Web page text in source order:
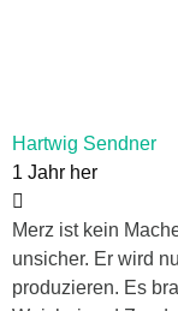
Hartwig Sendner
1 Jahr her
Merz ist kein
unsicher. Er wird
produzieren. Es